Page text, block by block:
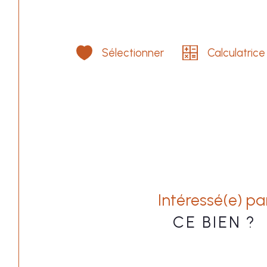
Sélectionner Calculatrice
Intéressé(e)
CE BIEN ?